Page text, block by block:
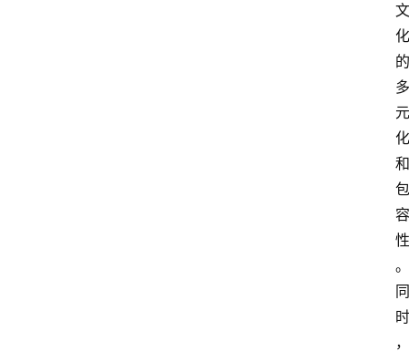
文
化
的
多
元
化
和
包
容
性
。
同
时
，